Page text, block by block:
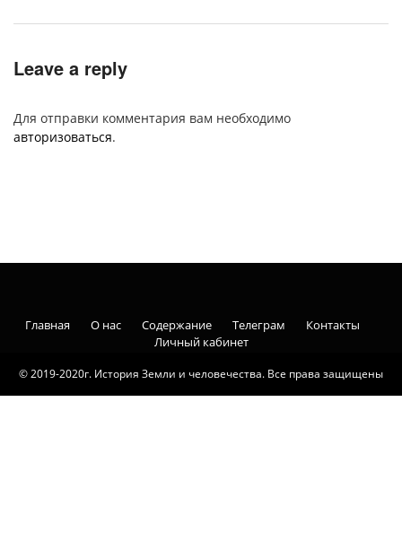
Leave a reply
Для отправки комментария вам необходимо
авторизоваться.
© 2019-2020г. История Земли и человечества. Все права защищены
Главная О нас Содержание Телеграм
Контакты
Личный кабинет